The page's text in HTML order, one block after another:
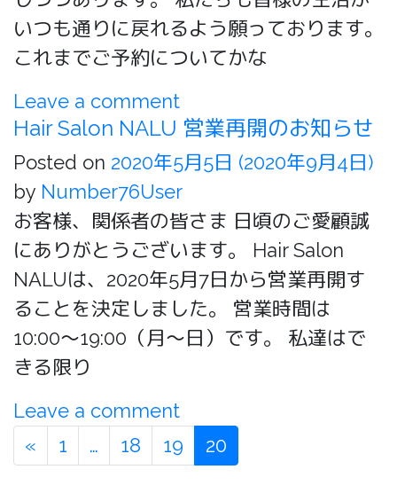
いつも通りに戻れるよう願っております。
これまでご予約についてかな
Leave a comment
Hair Salon NALU 営業再開のお知らせ
Posted on 2020年5月5日 (2020年9月4日)
by Number76User
お客様、関係者の皆さま 日頃のご愛顧誠
にありがとうございます。 Hair Salon
NALUは、2020年5月7日から営業再開す
ることを決定しました。 営業時間は
10:00〜19:00（月〜日）です。 私達はで
きる限り
Leave a comment
«
1 … 18 19 20